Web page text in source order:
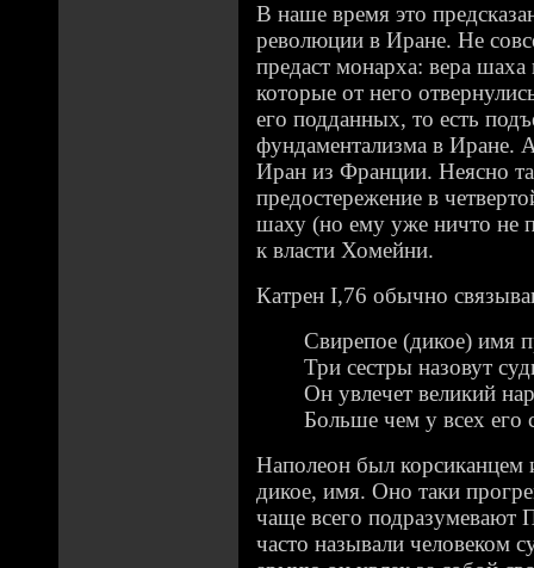
В наше время это
революции в Иране. Не
предаст монарха: вера
которые от него
его подданных, то есть
фундаментализма в Иране.
Иран из Франции. Неясно
предостережение в
шаху (но ему уже ничто не
к власти Хомейни.
Катрен I,76 обычно
Свирепое (дикое) имя
Три сестры назовут
Он увлечет великий
Больше чем у всех его
Наполеон был корсиканцем
дикое, имя. Оно таки
чаще всего подразумевают
часто называли человеком